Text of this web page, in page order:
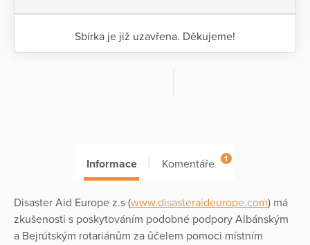
Sbírka je již uzavřena. Děkujeme!
Informace Komentáře 1
Disaster Aid Europe z.s (www.disasteraideurope.com) má
zkušenosti s poskytováním podobné podpory Albánským
a Bejrútským rotariánům za ůčelem pomoci místním